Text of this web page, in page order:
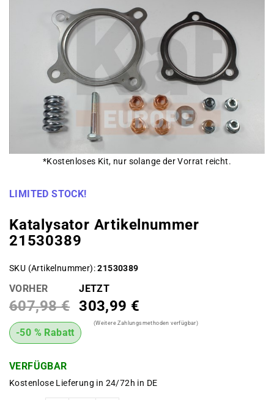
*Kostenloses Kit, nur solange der Vorrat reicht.
LIMITED STOCK!
Katalysator Artikelnummer
21530389
SKU (Artikelnummer) 21530389
VORHER
607,98 €
JETZT
303,99 €
-50 % Rabatt
(Weitere Zahlungsmethoden verfügbar)
VERFÜGBAR
Kostenlose Lieferung in 24/72h in DE